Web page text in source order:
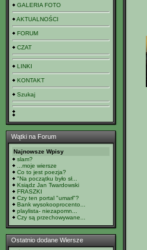
GALERIA FOTO
AKTUALNOŚCI
FORUM
CZAT
LINKI
KONTAKT
Szukaj
Wątki na Forum
Najnowsze Wpisy
slam?
...moje wiersze
Co to jest poezja?
"Na początku było sł...
Ksiądz Jan Twardowski
FRASZKI
Czy ten portal "umarł"?
Bank wysokooprocento...
playlista- niezapomn...
Czy są przechowywane...
Ostatnio dodane Wiersze